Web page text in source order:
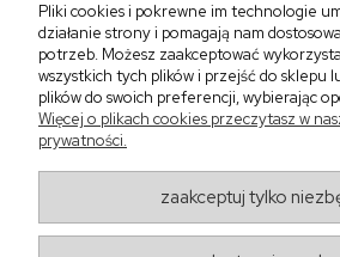
Sukienka z falbaną i
bufiastym rękawem w
405,30 zł
‹
Pliki cookies i pokrewne im technologie
działanie strony i pomagają nam
potrzeb. Możesz zaakceptować
wszystkich tych plików i przejść do sklepu
plików do swoich preferencji, wybierając
Więcej o plikach cookies przeczytasz w
prywatności.
zaakceptuj tylko